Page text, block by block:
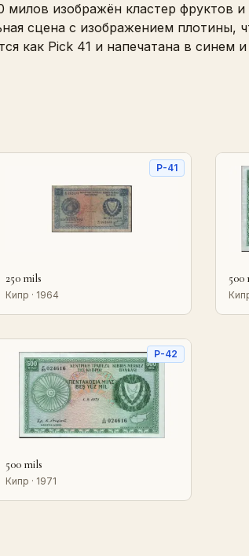
изображён кластер фруктов
сцена с изображением
как Pick 41 и напечатана в синем
P-41
250 mils
Кипр · 1964
500
P-42
500 mils
Кипр · 1971